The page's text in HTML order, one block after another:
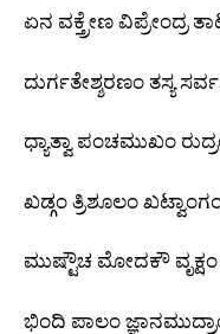
ಏನ ವಕ್ತ್ರೇಣ ವಿಪ್ರೇಂದ್ರ
ದುರ್ಗತೇಶ್ಶರಣಂ ತಸ್ಯ
ಧ್ಯಾತ್ವಾ ಪಂಚಮುಖಂ
ಖಡ್ಗಂ ತ್ರಿಶೂಲಂ
ಮುಷ್ಟೌಚ ಮೋದಕೌ
ಭಿಂದಿ ಪಾಲಂ